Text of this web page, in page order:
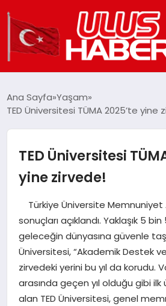
EKONOMI
SIYASET
TEKNOLOJI
EĞITIM
Ana Sayfa Yaşam
TED Üniversitesi TÜMA 2025’te yine
TED Üniversitesi
yine zirvede!
Türkiye Üniversite Memnuniyet
sonuçları açıklandı. Yaklaşık 5
geleceğin dünyasına güvenle
Üniversitesi, “Akademik Destek
zirvedeki yerini bu yıl da korudu.
arasında geçen yıl olduğu gibi
alan TED Üniversitesi, genel